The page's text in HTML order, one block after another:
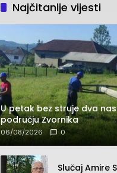
Najčitanije vijesti
U petak bez struje dva
području Zvornika
06/08/2026 0
Slučaj Amire